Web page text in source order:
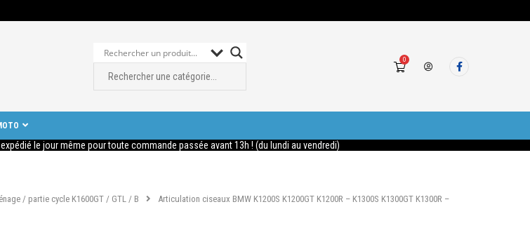
0
le jour même pour toute commande passée avant 13h ! (du lundi au vendredi)
/ partie cycle K1600GT / GTL / B
Articulation ciseaux BMW K1200S K1200GT K1200R – K1300S K1300GT K1300R –